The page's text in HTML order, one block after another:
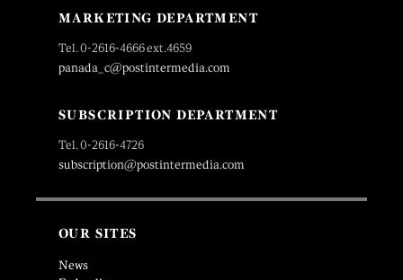
MARKETING DEPARTMENT
Tel. 0-2616-4666 ext.4659
panada_c@postintermedia.com
SUBSCRIPTION DEPARTMENT
Tel. 0-2616-4726
subscription@postintermedia.com
OUR SITES
News